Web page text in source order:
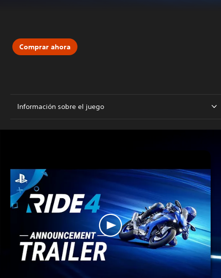
Comprar ahora
Información sobre el juego